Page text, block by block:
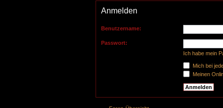
Anmelden
Benutzername:
Passwort:
Ich habe mein
Mich bei
Meinen